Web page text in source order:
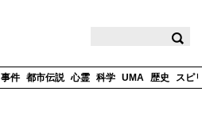
事件 都市伝説 心霊 科学 UMA 歴史 スピ